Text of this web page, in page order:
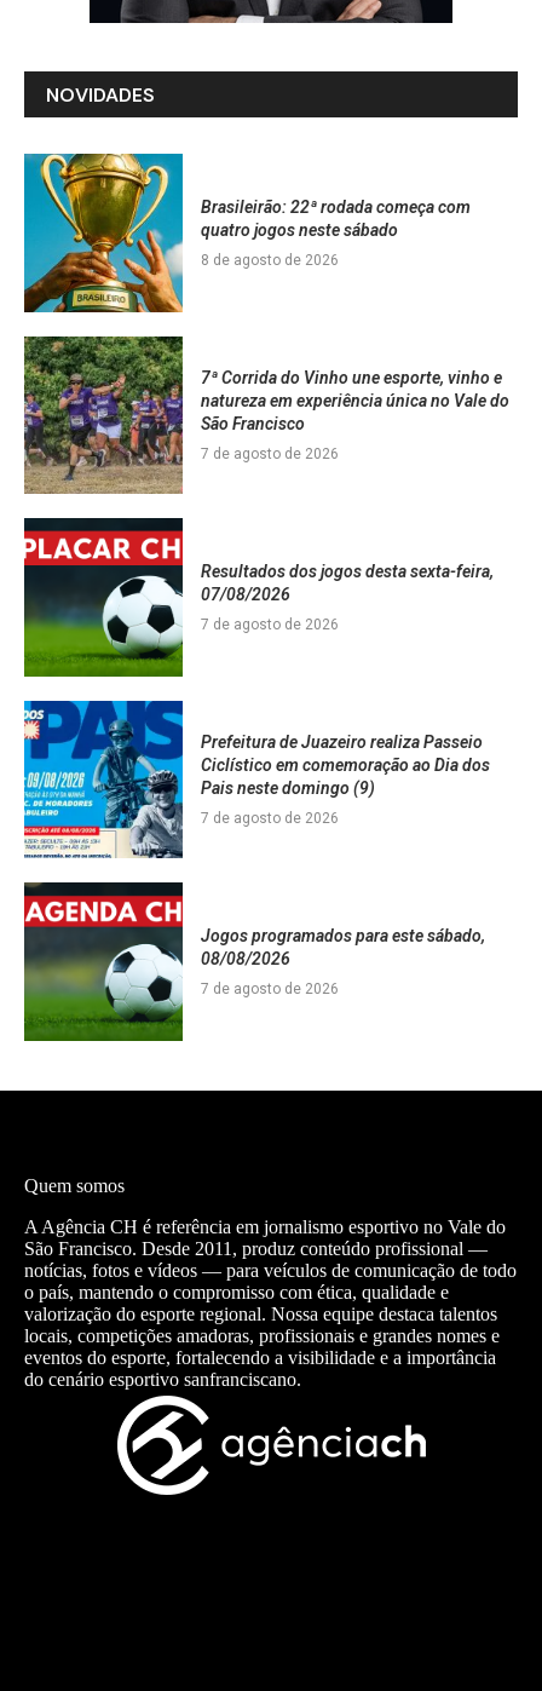
NOVIDADES
Brasileirão: 22ª rodada começa com
quatro jogos neste sábado
8 de agosto de 2026
7ª Corrida do Vinho une esporte, vinho e
natureza em experiência única no Vale do
São Francisco
7 de agosto de 2026
Resultados dos jogos desta sexta-feira,
07/08/2026
7 de agosto de 2026
Prefeitura de Juazeiro realiza Passeio
Ciclístico em comemoração ao Dia dos
Pais neste domingo (9)
7 de agosto de 2026
Jogos programados para este sábado,
08/08/2026
7 de agosto de 2026
Quem somos
A Agência CH é referência em jornalismo esportivo no Vale do
São Francisco. Desde 2011, produz conteúdo profissional —
notícias, fotos e vídeos — para veículos de comunicação de todo
o país, mantendo o compromisso com ética, qualidade e
valorização do esporte regional. Nossa equipe destaca talentos
locais, competições amadoras, profissionais e grandes nomes e
eventos do esporte, fortalecendo a visibilidade e a importância
do cenário esportivo sanfranciscano.